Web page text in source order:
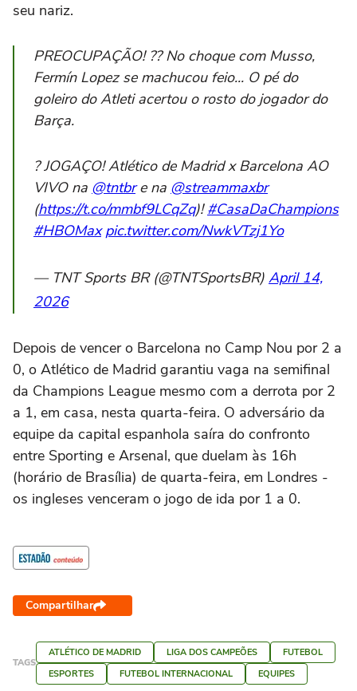
seu nariz.
PREOCUPAÇÃO! ?? No choque com Musso,
Fermín Lopez se machucou feio... O pé do
goleiro do Atleti acertou o rosto do jogador do
Barça.
? JOGAÇO! Atlético de Madrid x Barcelona AO
VIVO na @tntbre na @streammaxbr
(https://t.co/mmbf9LCqZq)!#CasaDaChampions
#HBOMax pic.twitter.com/NwkVTzj1Yo
— TNT Sports BR (@TNTSportsBR) April 14,
2026
Depois de vencer o Barcelona no Camp Nou por 2 a
0, o Atlético de Madrid garantiu vaga na semifinal
da Champions League mesmo com a derrota por 2
a 1, em casa, nesta quarta-feira. O adversário da
equipe da capital espanhola saíra do confronto
entre Sporting e Arsenal, que duelam às 16h
(horário de Brasília) de quarta-feira, em Londres -
os ingleses venceram o jogo de ida por 1 a 0.
Compartilhar
TAGS
ATLÉTICO DE MADRID LIGA DOS CAMPEÕES
FUTEBOL
ESPORTES
FUTEBOL INTERNACIONAL EQUIPES